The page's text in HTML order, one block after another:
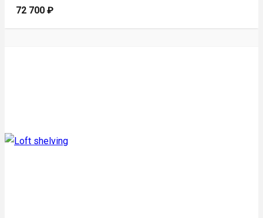
72 700₽